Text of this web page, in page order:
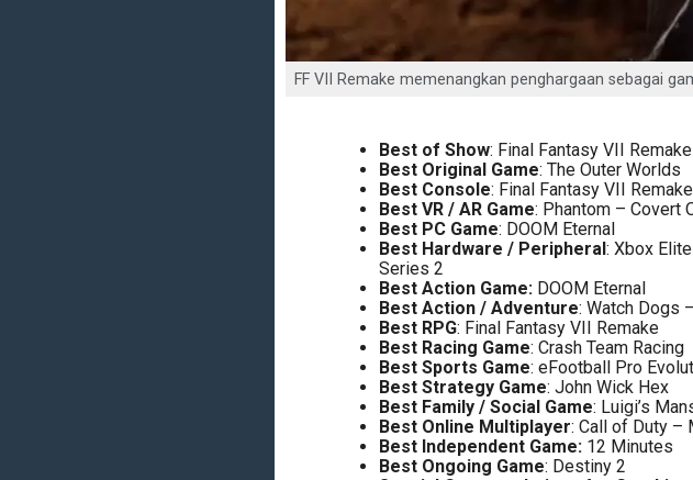
FF VII Remake memenangkan penghargaan sebagai
Best of Show: Final Fantasy VII Remake
Best Original Game: The Outer Worlds
Best Console: Final Fantasy VII Remake
Best VR / AR Game: Phantom – Covert
Best PC Game: DOOM Eternal
Best Hardware / Peripheral: Xbox
Series 2
Best Action Game:DOOM Eternal
Best Action / Adventure: Watch Dogs
Best RPG: Final Fantasy VII Remake
Best Racing Game: Crash Team Racing
Best Sports Game: eFootball Pro
Best Strategy Game: John Wick Hex
Best Family / Social Game: Luigi’s
Best Online Multiplayer: Call of Duty –
Best Independent Game:12 Minutes
Best Ongoing Game: Destiny 2